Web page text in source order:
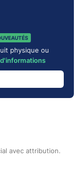
physique ou
d'informations
avec attribution.